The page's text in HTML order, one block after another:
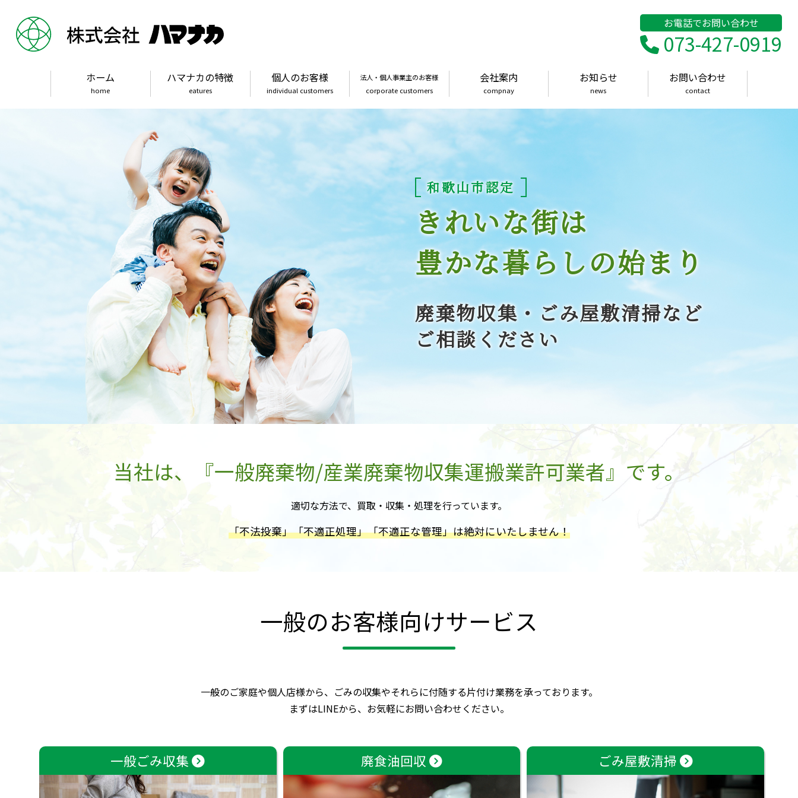
お電話でお問い合わせ
073-427-0919
ホーム
home
ハマナカの特徴
eatures
個人のお客様
individual customers
法人・個人事業主のお客様
corporate customers
会社案内
compnay
お知らせ
news
お問い合わせ
contact
和歌山市認定
きれいな街は
豊かな暮らしの始まり
廃棄物収集・ごみ屋敷清掃など
ご相談ください
当社は、『一般廃棄物/産業廃棄物収集運搬業許可業者』です。
適切な方法で、買取・収集・処理を行っています。
「不法投棄」「不適正処理」「不適正な管理」は絶対にいたしません！
一般のお客様向けサービス
一般のご家庭や個人店様から、ごみの収集やそれらに付随する片付け業務を承っております。
まずはLINEから、お気軽にお問い合わせください。
一般ごみ収集 廃食油回収 ごみ屋敷清掃